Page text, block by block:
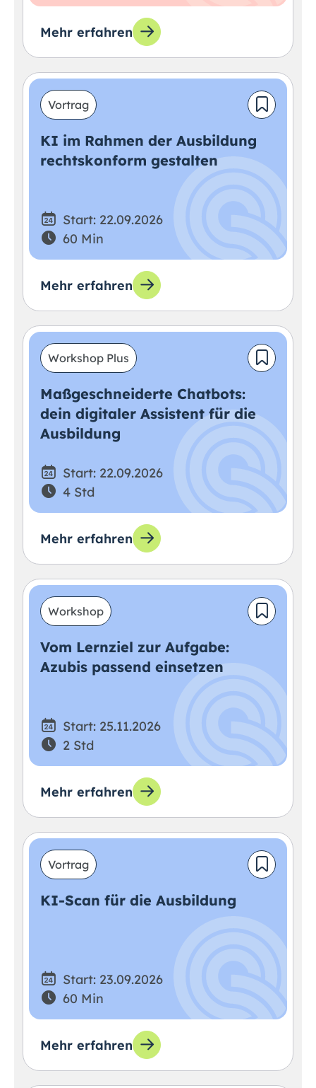
Mehr erfahren
Vortrag
KI im Rahmen der Ausbildung
rechtskonform gestalten
Start: 22.09.2026
60 Min
Mehr erfahren
Workshop Plus
Maßgeschneiderte Chatbots:
dein digitaler Assistent für die
Ausbildung
Start: 22.09.2026
4 Std
Mehr erfahren
Workshop
Vom Lernziel zur Aufgabe:
Azubis passend einsetzen
Start: 25.11.2026
2 Std
Mehr erfahren
Vortrag
KI-Scan für die Ausbildung
Start: 23.09.2026
60 Min
Mehr erfahren